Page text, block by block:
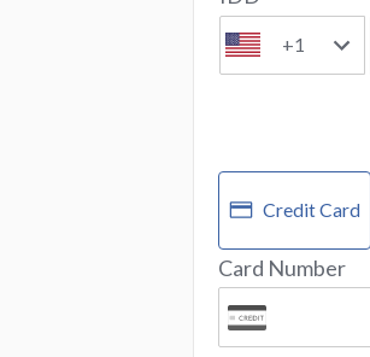
+1
Credit Card
Card Number